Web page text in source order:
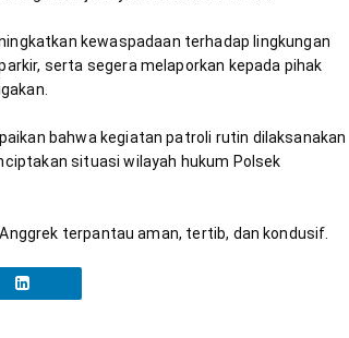
kewaspadaan terhadap lingkungan
serta segera melaporkan kepada pihak
bahwa kegiatan patroli rutin dilaksanakan
situasi wilayah hukum Polsek
terpantau aman, tertib, dan kondusif.